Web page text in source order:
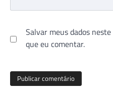
Salvar meus dados
que eu comentar.